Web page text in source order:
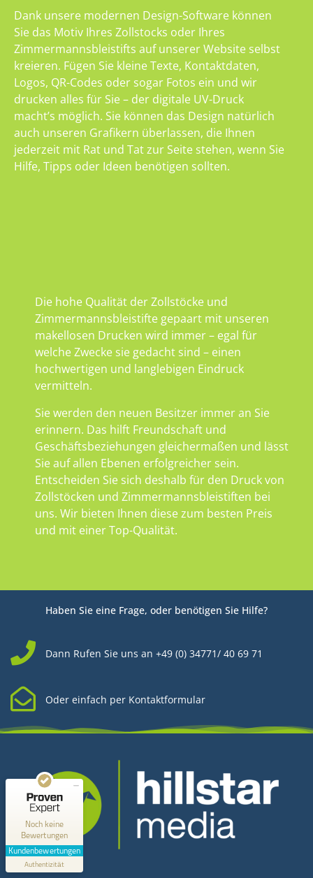
Dank unsere modernen Design-Software können
Sie das Motiv Ihres Zollstocks oder Ihres
Zimmermannsbleistifts auf unserer Website selbst
kreieren. Fügen Sie kleine Texte, Kontaktdaten,
Logos, QR-Codes oder sogar Fotos ein und wir
drucken alles für Sie – der digitale UV-Druck
macht’s möglich. Sie können das Design natürlich
auch unseren Grafikern überlassen, die Ihnen
jederzeit mit Rat und Tat zur Seite stehen, wenn Sie
Hilfe, Tipps oder Ideen benötigen sollten.
Die hohe Qualität der Zollstöcke und
Zimmermannsbleistifte gepaart mit unseren
makellosen Drucken wird immer – egal für
welche Zwecke sie gedacht sind – einen
hochwertigen und langlebigen Eindruck
vermitteln.
Sie werden den neuen Besitzer immer an Sie
erinnern. Das hilft Freundschaft und
Geschäftsbeziehungen gleichermaßen und lässt
Sie auf allen Ebenen erfolgreicher sein.
Entscheiden Sie sich deshalb für den Druck von
Zollstöcken und Zimmermannsbleistiften bei
uns. Wir bieten Ihnen diese zum besten Preis
und mit einer Top-Qualität.
Haben Sie eine Frage, oder benötigen Sie Hilfe?
Dann Rufen Sie uns an +49 (0) 34771/ 40 69 71
Oder einfach per Kontaktformular
Kontakt
Noch keine
Bewertungen
Kundenbewertungen
Authentizität
MANGELHAFT
0,00 / 5,00
Erfahren Sie mehr über dieses Bewertungssiegel
Profil ansehen